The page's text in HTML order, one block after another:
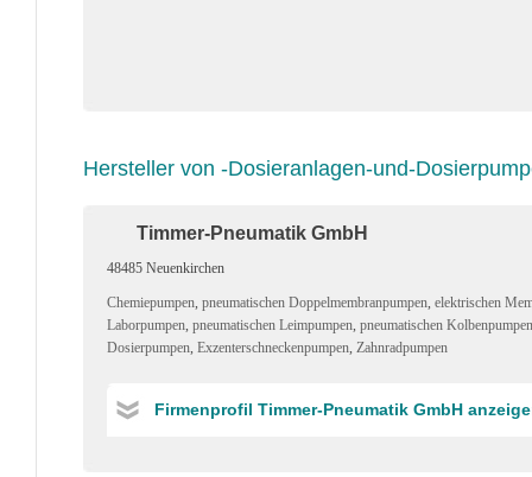
Hersteller von -Dosieranlagen-und-
Timmer-Pneumatik GmbH
48485 Neuenkirchen
Chemiepumpen, pneumatischen Doppelmembranpumpen, elektrischen
Laborpumpen, pneumatischen Leimpumpen, pneumatischen Kolbenpumpen
Dosierpumpen, Exzenterschneckenpumpen, Zahnradpumpen
Firmenprofil Timmer-Pneumatik GmbH